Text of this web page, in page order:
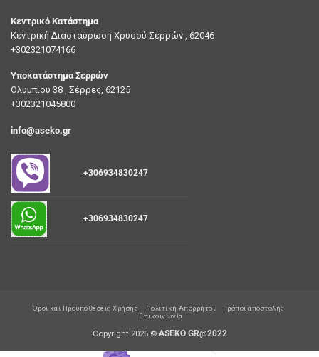
Κεντρικό Κατάστημα
Κεντρική Διασταύρωση Χρυσού Σερρών , 62046
+302321074166
Υποκατάστημα Σερρών
Ολυμπίου 38 , Σέρρες, 62125
+302321045800
info@aseko.gr
+306934830247
+306934830247
Όροι και Προϋποθέσεις Χρήσης Πολιτική Απορρήτου
Τρόποι αποστολής
Επικοινωνία
Copyright 2026 © ASEKO GR@2022